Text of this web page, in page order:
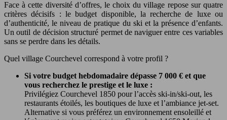
Face à cette diversité d’offres, le choix du village repose sur quatre
critères décisifs : le budget disponible, la recherche de luxe ou
d’authenticité, le niveau de pratique du ski et la présence d’enfants.
Un outil de décision structuré permet de naviguer entre ces variables
sans se perdre dans les détails.
Quel village Courchevel correspond à votre profil ?
Si votre budget hebdomadaire dépasse 7 000 € et que
vous recherchez le prestige et le luxe :
Privilégiez Courchevel 1850 pour l’accès ski-in/ski-out, les
restaurants étoilés, les boutiques de luxe et l’ambiance jet-set.
Alternative si vous préférez un environnement ensoleillé et